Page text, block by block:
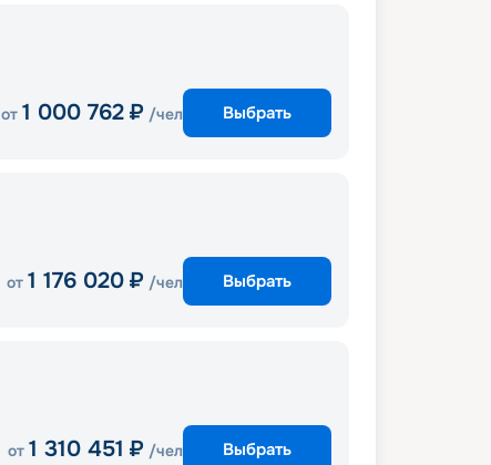
от 1 000 762 ₽ /чел Выбрать
от 1 176 020 ₽ /чел Выбрать
от 1 310 451 ₽ /чел Выбрать